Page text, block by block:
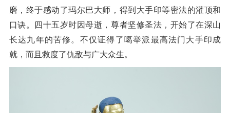
磨，终于感动了玛尔巴大师，得到大手印等密法的灌顶和
口诀。四十五岁时因母逝，尊者坚修圣法，开始了在深山
长达九年的苦修。不仅证得了噶举派最高法门大手印成
就，而且救度了仇敌与广大众生。